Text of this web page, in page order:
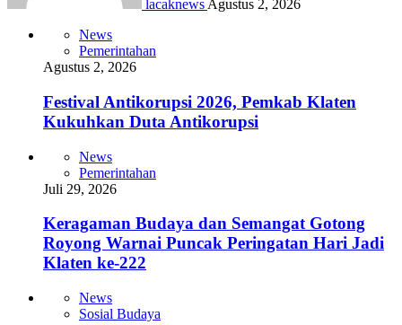
lacaknews Agustus 2, 2026
News
Pemerintahan
Agustus 2, 2026
Festival Antikorupsi 2026, Pemkab Klaten
Kukuhkan Duta Antikorupsi
News
Pemerintahan
Juli 29, 2026
Keragaman Budaya dan Semangat Gotong
Royong Warnai Puncak Peringatan Hari Jadi
Klaten ke-222
News
Sosial Budaya